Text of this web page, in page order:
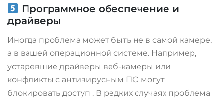
Программное обеспечение и
драйверы
Иногда проблема может быть не в самой камере,
а в вашей операционной системе. Например,
устаревшие драйверы веб-камеры или
конфликты с антивирусным ПО могут
блокировать доступ . В редких случаях проблема